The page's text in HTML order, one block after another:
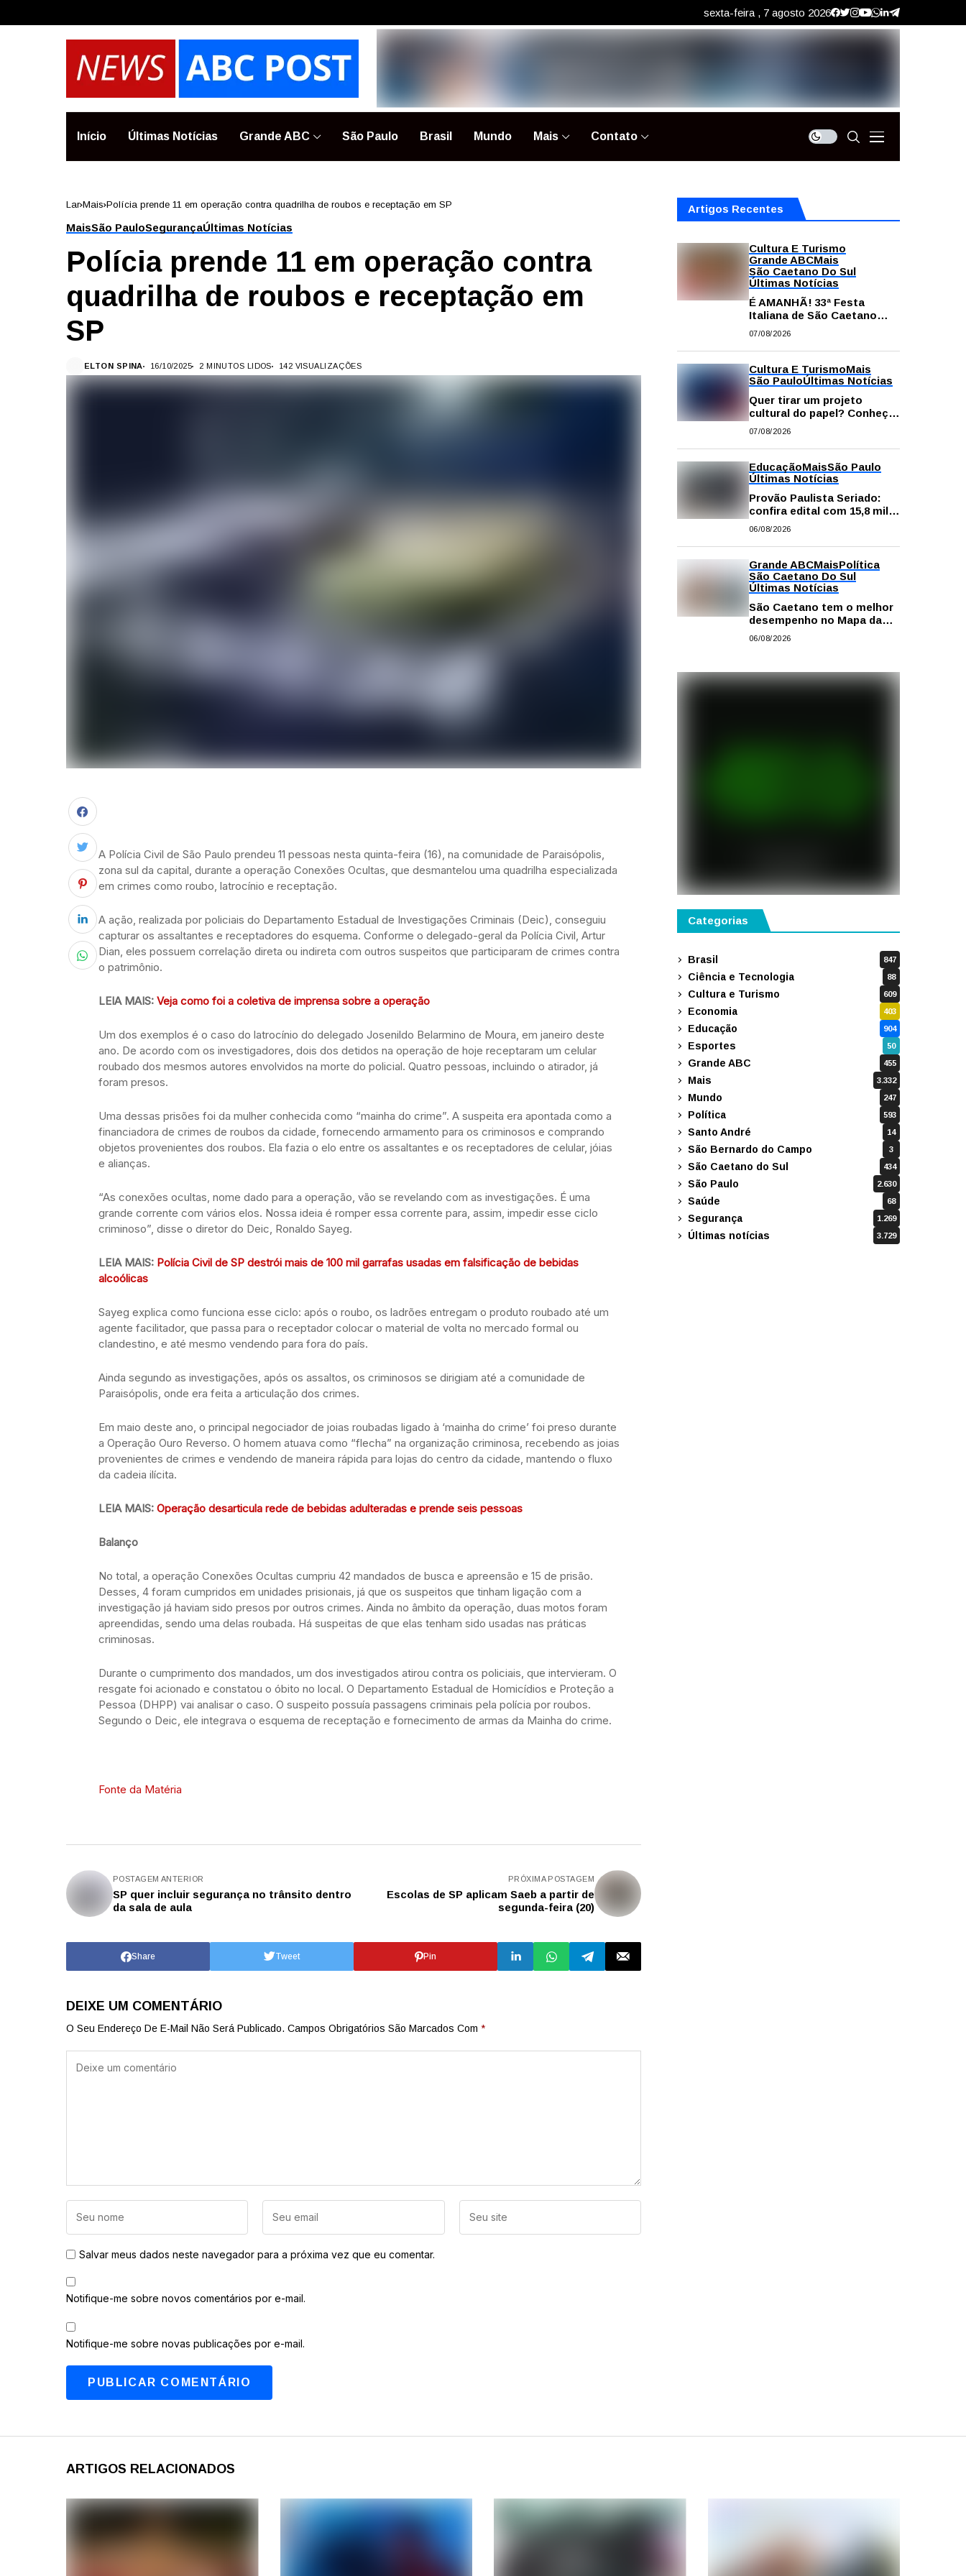
sexta-feira , 7 agosto 2026
Início Últimas Notícias Grande ABC São Paulo Brasil Mundo Mais Contato
Lar Mais Polícia prende 11 em operação contra quadrilha de roubos e receptação em SP
MaisSão PauloSegurançaÚltimas Notícias
Polícia prende 11 em operação contra
quadrilha de roubos e receptação em
SP
ELTON SPINA 16/10/2025 2 MINUTOS LIDOS 142 VISUALIZAÇÕES
A Polícia Civil de São Paulo prendeu 11 pessoas nesta quinta-feira (16), na comunidade de Paraisópolis,
zona sul da capital, durante a operação Conexões Ocultas, que desmantelou uma quadrilha especializada
em crimes como roubo, latrocínio e receptação.
A ação, realizada por policiais do Departamento Estadual de Investigações Criminais (Deic), conseguiu
capturar os assaltantes e receptadores do esquema. Conforme o delegado-geral da Polícia Civil, Artur
Dian, eles possuem correlação direta ou indireta com outros suspeitos que participaram de crimes contra
o patrimônio.
LEIA MAIS: Veja como foi a coletiva de imprensa sobre a operação
Um dos exemplos é o caso do latrocínio do delegado Josenildo Belarmino de Moura, em janeiro deste
ano. De acordo com os investigadores, dois dos detidos na operação de hoje receptaram um celular
roubado dos mesmos autores envolvidos na morte do policial. Quatro pessoas, incluindo o atirador, já
foram presos.
Uma dessas prisões foi da mulher conhecida como “mainha do crime”. A suspeita era apontada como a
financiadora de crimes de roubos da cidade, fornecendo armamento para os criminosos e comprando
objetos provenientes dos roubos. Ela fazia o elo entre os assaltantes e os receptadores de celular, jóias
e alianças.
“As conexões ocultas, nome dado para a operação, vão se revelando com as investigações. É uma
grande corrente com vários elos. Nossa ideia é romper essa corrente para, assim, impedir esse ciclo
criminoso”, disse o diretor do Deic, Ronaldo Sayeg.
LEIA MAIS: Polícia Civil de SP destrói mais de 100 mil garrafas usadas em falsificação de bebidas
alcoólicas
Sayeg explica como funciona esse ciclo: após o roubo, os ladrões entregam o produto roubado até um
agente facilitador, que passa para o receptador colocar o material de volta no mercado formal ou
clandestino, e até mesmo vendendo para fora do país.
Ainda segundo as investigações, após os assaltos, os criminosos se dirigiam até a comunidade de
Paraisópolis, onde era feita a articulação dos crimes.
Em maio deste ano, o principal negociador de joias roubadas ligado à ‘mainha do crime’ foi preso durante
a Operação Ouro Reverso. O homem atuava como “flecha” na organização criminosa, recebendo as joias
provenientes de crimes e vendendo de maneira rápida para lojas do centro da cidade, mantendo o fluxo
da cadeia ilícita.
LEIA MAIS: Operação desarticula rede de bebidas adulteradas e prende seis pessoas
Balanço
No total, a operação Conexões Ocultas cumpriu 42 mandados de busca e apreensão e 15 de prisão.
Desses, 4 foram cumpridos em unidades prisionais, já que os suspeitos que tinham ligação com a
investigação já haviam sido presos por outros crimes. Ainda no âmbito da operação, duas motos foram
apreendidas, sendo uma delas roubada. Há suspeitas de que elas tenham sido usadas nas práticas
criminosas.
Durante o cumprimento dos mandados, um dos investigados atirou contra os policiais, que intervieram. O
resgate foi acionado e constatou o óbito no local. O Departamento Estadual de Homicídios e Proteção a
Pessoa (DHPP) vai analisar o caso. O suspeito possuía passagens criminais pela polícia por roubos.
Segundo o Deic, ele integrava o esquema de receptação e fornecimento de armas da Mainha do crime.
Fonte da Matéria
POSTAGEM ANTERIOR
SP quer incluir segurança no trânsito dentro
da sala de aula
PRÓXIMA POSTAGEM
Escolas de SP aplicam Saeb a partir de
segunda-feira (20)
Share Tweet Pin
DEIXE UM COMENTÁRIO
O Seu Endereço De E-Mail Não Será Publicado. Campos Obrigatórios São Marcados Com *
Salvar meus dados neste navegador para a próxima vez que eu comentar.
Notifique-me sobre novos comentários por e-mail.
Notifique-me sobre novas publicações por e-mail.
Artigos Recentes
Cultura E Turismo
Grande ABCMais
São Caetano Do Sul
Últimas Notícias
É AMANHÃ! 33ª Festa
Italiana de São Caetano
começa neste sábado com
solidariedade
07/08/2026
Cultura E TurismoMais
São PauloÚltimas Notícias
Quer tirar um projeto
cultural do papel? Conheça
os principais editais
07/08/2026
EducaçãoMaisSão Paulo
Últimas Notícias
Provão Paulista Seriado:
confira edital com 15,8 mil
vagas para ensino superior
06/08/2026
Grande ABCMaisPolítica
São Caetano Do Sul
Últimas Notícias
São Caetano tem o melhor
desempenho no Mapa da
Desigualdade da Grande SP
06/08/2026
Categorias
Brasil 847
Ciência e Tecnologia 88
Cultura e Turismo 609
Economia 403
Educação 904
Esportes 50
Grande ABC 455
Mais 3.332
Mundo 247
Política 593
Santo André 14
São Bernardo do Campo 3
São Caetano do Sul 434
São Paulo 2.630
Saúde 68
Segurança 1.269
Últimas notícias 3.729
ARTIGOS RELACIONADOS